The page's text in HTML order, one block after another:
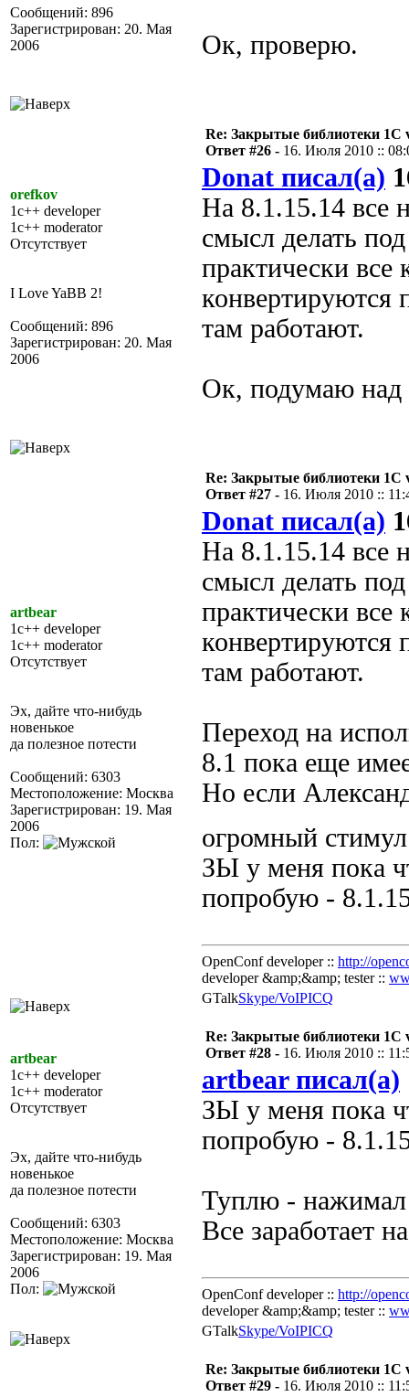
Сообщений: 896
Зарегистрирован: 20. Мая
2006
Ок, проверю.
orefkov
1c++ developer
1c++ moderator
Отсутствует
I Love YaBB 2!
Сообщений: 896
Зарегистрирован: 20. Мая
2006
Re: Закрытые библиотеки 1С
Ответ #26 - 16. Июля 2010 ::
Donat писал(а)
На 8.1.15.14 все
смысл делать
практически
конвертируются
там работают.
Ок, подумаю над
artbear
1c++ developer
1c++ moderator
Отсутствует
Эх, дайте что-нибудь
новенькое
да полезное потести
Сообщений: 6303
Местоположение: Москва
Зарегистрирован: 19. Мая
2006
Пол:
Re: Закрытые библиотеки 1С
Ответ #27 - 16. Июля 2010 ::
Donat писал(а)
На 8.1.15.14 все
смысл делать
практически
конвертируются
там работают.
Переход на
8.1 пока еще
Но если
огромный
ЗЫ у меня пока
попробую -
OpenConf developer :: http://
developer &amp;&amp; tester ::
GTalkSkype/VoIPICQ
artbear
1c++ developer
1c++ moderator
Отсутствует
Эх, дайте что-нибудь
новенькое
да полезное потести
Сообщений: 6303
Местоположение: Москва
Зарегистрирован: 19. Мая
2006
Пол:
Re: Закрытые библиотеки 1С
Ответ #28 - 16. Июля 2010 ::
artbear писал(а)
ЗЫ у меня пока
попробую -
Туплю -
Все заработает
OpenConf developer :: http://
developer &amp;&amp; tester ::
GTalkSkype/VoIPICQ
Re: Закрытые библиотеки 1С
Ответ #29 - 16. Июля 2010 ::